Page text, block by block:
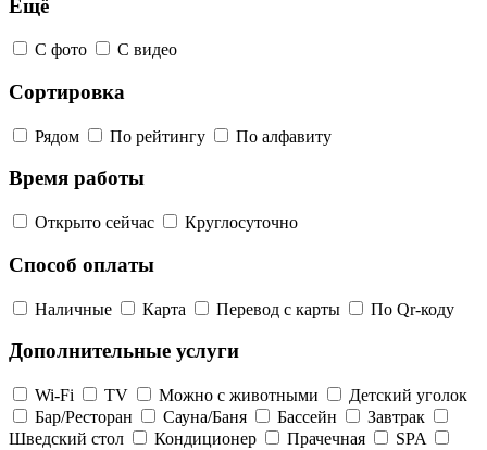
Ещё
С фото С видео
Сортировка
Рядом По рейтингу По алфавиту
Время работы
Открыто сейчас Круглосуточно
Способ оплаты
Наличные Карта Перевод с карты По Qr-коду
Дополнительные услуги
Wi-Fi TV Можно с животными
Детский уголок
Бар/Ресторан
Сауна/Баня Бассейн
Завтрак
Шведский стол
Кондиционер Прачечная
SPA